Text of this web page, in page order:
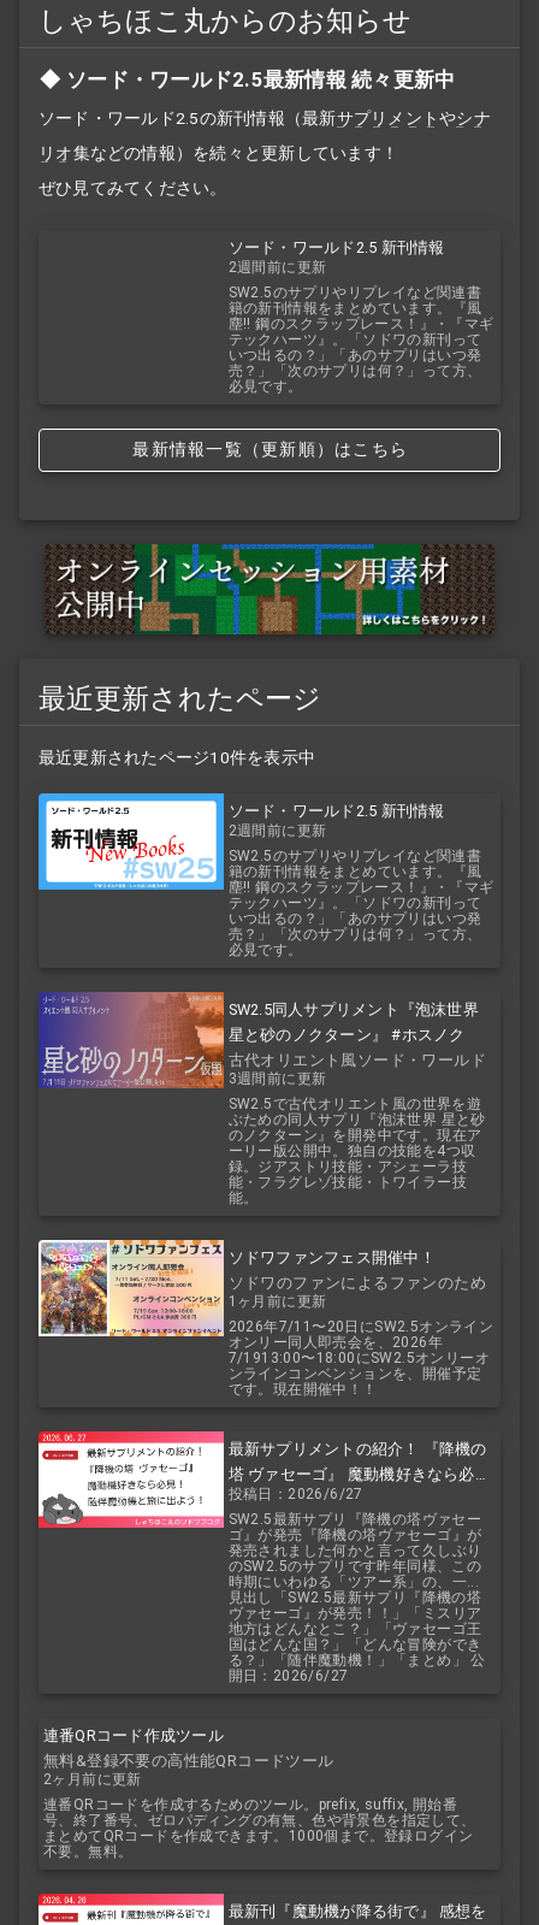
しゃちほこ丸からのお知らせ
ソード・ワールド2.5最新情報 続々更新中
ソード・ワールド2.5の新刊情報（最新サプリメントやシナ
リオ集などの情報）を続々と更新しています！
ぜひ見てみてください。
ソード・ワールド2.5 新刊情報
2週間前に更新
SW2.5のサプリやリプレイなど関連書
籍の新刊情報をまとめています。『風
塵!! 鋼のスクラップレース！』・『マギ
テックハーツ』。「ソドワの新刊って
いつ出るの？」「あのサプリはいつ発
売？」「次のサプリは何？」って方、
必見です。
最新情報一覧（更新順）はこちら
最近更新されたページ
最近更新されたページ10件を表示中
ソード・ワールド2.5 新刊情報
2週間前に更新
SW2.5のサプリやリプレイなど関連書
籍の新刊情報をまとめています。『風
塵!! 鋼のスクラップレース！』・『マギ
テックハーツ』。「ソドワの新刊って
いつ出るの？」「あのサプリはいつ発
売？」「次のサプリは何？」って方、
必見です。
SW2.5同人サプリメント『泡沫世界
星と砂のノクターン』 #ホスノク
古代オリエント風ソード・ワールド
2.5
3週間前に更新
SW2.5で古代オリエント風の世界を遊
ぶための同人サプリ『泡沫世界 星と砂
のノクターン』を開発中です。現在ア
ーリー版公開中。独自の技能を4つ収
録。ジアストリ技能・アシェーラ技
能・フラグレゾ技能・トワイラー技
能。
ソドワファンフェス開催中！
ソドワのファンによるファンのため
のお祭り！
1ヶ月前に更新
2026年7/11〜20日にSW2.5オンライン
オンリー同人即売会を、2026年
7/1913:00〜18:00にSW2.5オンリーオ
ンラインコンベンションを、開催予定
です。現在開催中！！
最新サプリメントの紹介！ 『降機の
塔 ヴァセーゴ』 魔動機好きなら必
見！ 随伴魔動機と旅に出よう！
投稿日：2026/6/27
SW2.5最新サプリ『降機の塔ヴァセー
ゴ』が発売『降機の塔ヴァセーゴ』が
発売されました何かと言って久しぶり
のSW2.5のサプリです昨年同様、この
時期にいわゆる「ツアー系」の、一...
見出し「SW2.5最新サプリ『降機の塔
ヴァセーゴ』が発売！！」「ミスリア
地方はどんなとこ？」「ヴァセーゴ王
国はどんな国？」「どんな冒険ができ
る？」「随伴魔動機！」「まとめ」 公
開日：2026/6/27
連番QRコード作成ツール
無料&登録不要の高性能QRコードツール
2ヶ月前に更新
連番QRコードを作成するためのツール。prefix, suffix, 開始番
号、終了番号、ゼロパディングの有無、色や背景色を指定して、
まとめてQRコードを作成できます。1000個まで。登録ログイン
不要。無料。
最新刊『魔動機が降る街で』 感想を